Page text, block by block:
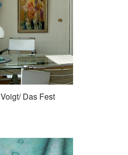
Voigt/ Das Fest